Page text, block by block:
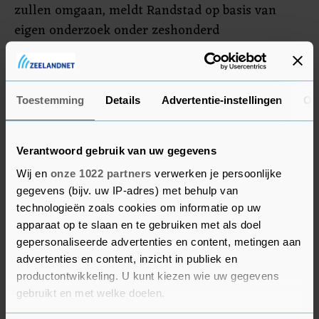
Toestemming Details Advertentie-instellingen
Verantwoord gebruik van uw gegevens
Wij en onze 1022 partners verwerken je persoonlijke
gegevens (bijv. uw IP-adres) met behulp van
technologieën zoals cookies om informatie op uw
apparaat op te slaan en te gebruiken met als doel
gepersonaliseerde advertenties en content, metingen aan
advertenties en content, inzicht in publiek en
productontwikkeling. U kunt kiezen wie uw gegevens
gebruikt en met welke doelen.
zullen omgaan, meldt Randstad op basis van
eigen onderzoek onder zeshonderd
respondenten. De meesten lijken hun opdrachten
of opdrachtgevers te willen aanpassen (60
procent) of een dienstverband bij een werkgever
te gaan combineren met werk op zzp-basis (31
Volgens Tiel blijven werkenden behoefte hebben
aan "autonomie, flexibiliteit en eigen regie". Dat
geeft hem de overtuiging dat uitzendwerk het
meest logische alternatief is voor de snel
gegroeide hoeveelheid werk op zzp-basis.
Voordelig voor Randstad